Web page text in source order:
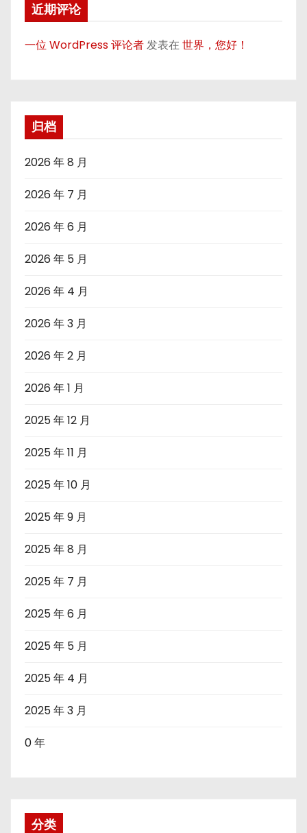
近期评论
一位 WordPress 评论者发表在世界，您好！
归档
2026 年 8 月
2026 年 7 月
2026 年 6 月
2026 年 5 月
2026 年 4 月
2026 年 3 月
2026 年 2 月
2026 年 1 月
2025 年 12 月
2025 年 11 月
2025 年 10 月
2025 年 9 月
2025 年 8 月
2025 年 7 月
2025 年 6 月
2025 年 5 月
2025 年 4 月
2025 年 3 月
0 年
分类